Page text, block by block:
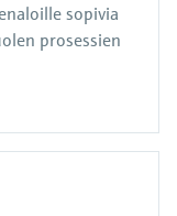
sopivia
prosessien